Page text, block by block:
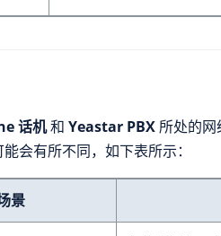
话机和 Yeastar PBX所处的网
会有所不同，如下表所示：
景